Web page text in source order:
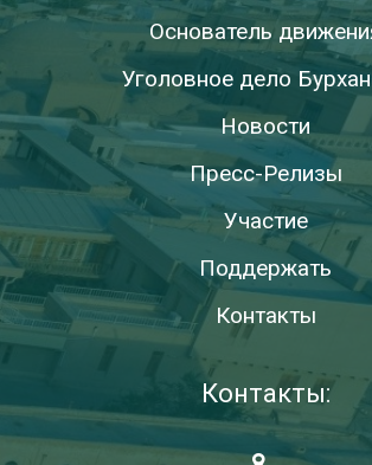
Основатель
Уголовное дело
Новости
Пресс-Релизы
Участие
Поддержать
Контакты
Контакты: